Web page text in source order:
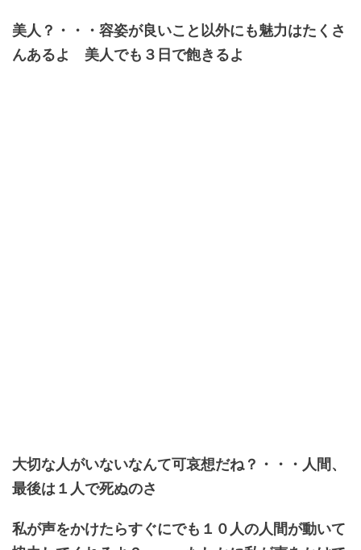
美人？・・・容姿が良いこと以外にも魅力はたくさ
んあるよ 美人でも３日で飽きるよ
大切な人がいないなんて可哀想だね？・・・人間、
最後は１人で死ぬのさ
私が声をかけたらすぐにでも１０人の人間が動いて